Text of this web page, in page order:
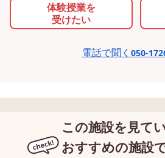
体験授業を
受けたい
電話で聞く 050-
この施設を見て
おすすめの施設